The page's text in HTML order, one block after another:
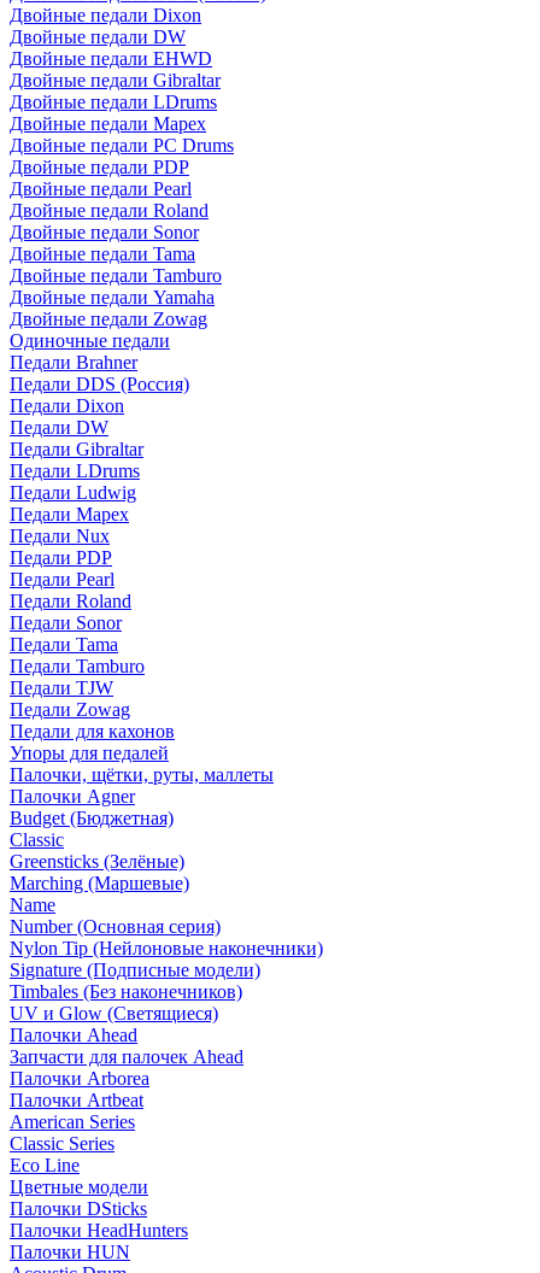
Двойные педали Dixon
Двойные педали DW
Двойные педали EHWD
Двойные педали Gibraltar
Двойные педали LDrums
Двойные педали Mapex
Двойные педали PC Drums
Двойные педали PDP
Двойные педали Pearl
Двойные педали Roland
Двойные педали Sonor
Двойные педали Tama
Двойные педали Tamburo
Двойные педали Yamaha
Двойные педали Zowag
Одиночные педали
Педали Brahner
Педали DDS (Россия)
Педали Dixon
Педали DW
Педали Gibraltar
Педали LDrums
Педали Ludwig
Педали Mapex
Педали Nux
Педали PDP
Педали Pearl
Педали Roland
Педали Sonor
Педали Tama
Педали Tamburo
Педали TJW
Педали Zowag
Педали для кахонов
Упоры для педалей
Палочки, щётки, руты, маллеты
Палочки Agner
Budget (Бюджетная)
Classic
Greensticks (Зелёные)
Marching (Маршевые)
Name
Number (Основная серия)
Nylon Tip (Нейлоновые наконечники)
Signature (Подписные модели)
Timbales (Без наконечников)
UV и Glow (Светящиеся)
Палочки Ahead
Запчасти для палочек Ahead
Палочки Arborea
Палочки Artbeat
American Series
Classic Series
Eco Line
Цветные модели
Палочки DSticks
Палочки HeadHunters
Палочки HUN